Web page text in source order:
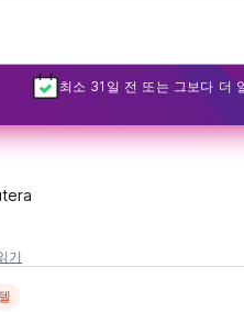
최소 31일 전 또는 그보다 더
기